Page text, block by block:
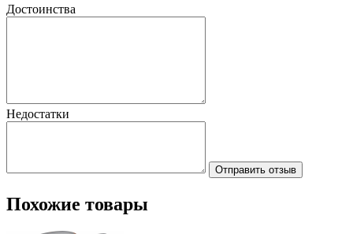
Достоинства
Недостатки
Отправить отзыв
Похожие товары